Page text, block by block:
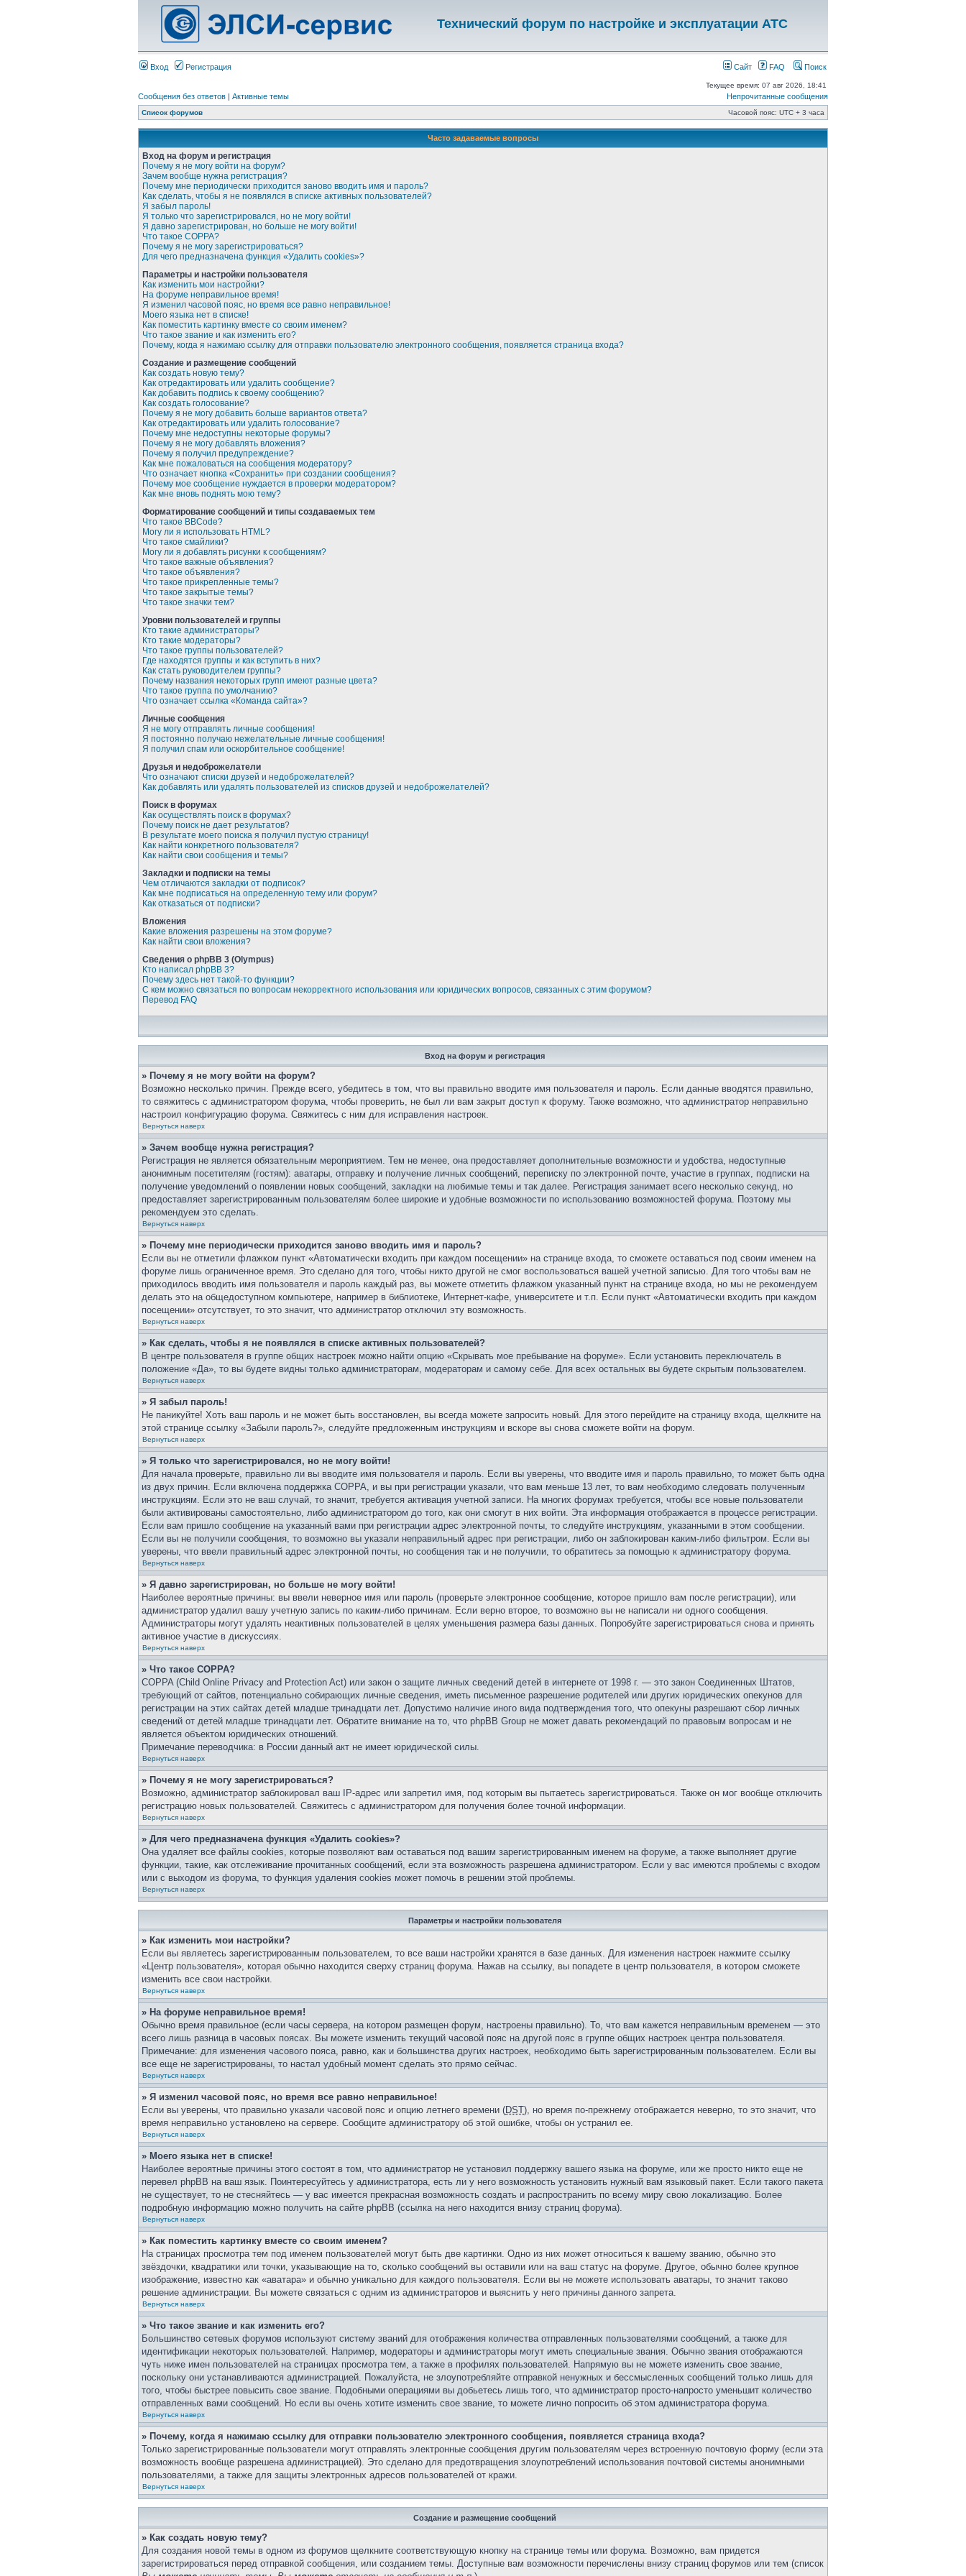
Технический форум по настройке и эксплуатации АТС
Вход Регистрация Сайт FAQ Поиск
Текущее время: 07 авг 2026, 18:41
Сообщения без ответов | Активные темы Непрочитанные сообщения
Список форумов Часовой пояс: UTC + 3 часа
Часто задаваемые вопросы
Вход на форум и регистрация
Почему я не могу войти на форум?
Зачем вообще нужна регистрация?
Почему мне периодически приходится заново вводить имя и пароль?
Как сделать, чтобы я не появлялся в списке активных пользователей?
Я забыл пароль!
Я только что зарегистрировался, но не могу войти!
Я давно зарегистрирован, но больше не могу войти!
Что такое COPPA?
Почему я не могу зарегистрироваться?
Для чего предназначена функция «Удалить cookies»?
Параметры и настройки пользователя
Как изменить мои настройки?
На форуме неправильное время!
Я изменил часовой пояс, но время все равно неправильное!
Моего языка нет в списке!
Как поместить картинку вместе со своим именем?
Что такое звание и как изменить его?
Почему, когда я нажимаю ссылку для отправки пользователю электронного сообщения, появляется страница входа?
Создание и размещение сообщений
Как создать новую тему?
Как отредактировать или удалить сообщение?
Как добавить подпись к своему сообщению?
Как создать голосование?
Почему я не могу добавить больше вариантов ответа?
Как отредактировать или удалить голосование?
Почему мне недоступны некоторые форумы?
Почему я не могу добавлять вложения?
Почему я получил предупреждение?
Как мне пожаловаться на сообщения модератору?
Что означает кнопка «Сохранить» при создании сообщения?
Почему мое сообщение нуждается в проверки модератором?
Как мне вновь поднять мою тему?
Форматирование сообщений и типы создаваемых тем
Что такое BBCode?
Могу ли я использовать HTML?
Что такое смайлики?
Могу ли я добавлять рисунки к сообщениям?
Что такое важные объявления?
Что такое объявления?
Что такое прикрепленные темы?
Что такое закрытые темы?
Что такое значки тем?
Уровни пользователей и группы
Кто такие администраторы?
Кто такие модераторы?
Что такое группы пользователей?
Где находятся группы и как вступить в них?
Как стать руководителем группы?
Почему названия некоторых групп имеют разные цвета?
Что такое группа по умолчанию?
Что означает ссылка «Команда сайта»?
Личные сообщения
Я не могу отправлять личные сообщения!
Я постоянно получаю нежелательные личные сообщения!
Я получил спам или оскорбительное сообщение!
Друзья и недоброжелатели
Что означают списки друзей и недоброжелателей?
Как добавлять или удалять пользователей из списков друзей и недоброжелателей?
Поиск в форумах
Как осуществлять поиск в форумах?
Почему поиск не дает результатов?
В результате моего поиска я получил пустую страницу!
Как найти конкретного пользователя?
Как найти свои сообщения и темы?
Закладки и подписки на темы
Чем отличаются закладки от подписок?
Как мне подписаться на определенную тему или форум?
Как отказаться от подписки?
Вложения
Какие вложения разрешены на этом форуме?
Как найти свои вложения?
Сведения о phpBB 3 (Olympus)
Кто написал phpBB 3?
Почему здесь нет такой-то функции?
С кем можно связаться по вопросам некорректного использования или юридических вопросов, связанных с этим форумом?
Перевод FAQ
Вход на форум и регистрация
» Почему я не могу войти на форум?
Возможно несколько причин. Прежде всего, убедитесь в том, что вы правильно вводите имя пользователя и пароль. Если данные вводятся правильно,
то свяжитесь с администратором форума, чтобы проверить, не был ли вам закрыт доступ к форуму. Также возможно, что администратор неправильно
настроил конфигурацию форума. Свяжитесь с ним для исправления настроек.
Вернуться наверх
» Зачем вообще нужна регистрация?
Регистрация не является обязательным мероприятием. Тем не менее, она предоставляет дополнительные возможности и удобства, недоступные
анонимным посетителям (гостям): аватары, отправку и получение личных сообщений, переписку по электронной почте, участие в группах, подписки на
получение уведомлений о появлении новых сообщений, закладки на любимые темы и так далее. Регистрация занимает всего несколько секунд, но
предоставляет зарегистрированным пользователям более широкие и удобные возможности по использованию возможностей форума. Поэтому мы
рекомендуем это сделать.
Вернуться наверх
» Почему мне периодически приходится заново вводить имя и пароль?
Если вы не отметили флажком пункт «Автоматически входить при каждом посещении» на странице входа, то сможете оставаться под своим именем на
форуме лишь ограниченное время. Это сделано для того, чтобы никто другой не смог воспользоваться вашей учетной записью. Для того чтобы вам не
приходилось вводить имя пользователя и пароль каждый раз, вы можете отметить флажком указанный пункт на странице входа, но мы не рекомендуем
делать это на общедоступном компьютере, например в библиотеке, Интернет-кафе, университете и т.п. Если пункт «Автоматически входить при каждом
посещении» отсутствует, то это значит, что администратор отключил эту возможность.
Вернуться наверх
» Как сделать, чтобы я не появлялся в списке активных пользователей?
В центре пользователя в группе общих настроек можно найти опцию «Скрывать мое пребывание на форуме». Если установить переключатель в
положение «Да», то вы будете видны только администраторам, модераторам и самому себе. Для всех остальных вы будете скрытым пользователем.
Вернуться наверх
» Я забыл пароль!
Не паникуйте! Хоть ваш пароль и не может быть восстановлен, вы всегда можете запросить новый. Для этого перейдите на страницу входа, щелкните на
этой странице ссылку «Забыли пароль?», следуйте предложенным инструкциям и вскоре вы снова сможете войти на форум.
Вернуться наверх
» Я только что зарегистрировался, но не могу войти!
Для начала проверьте, правильно ли вы вводите имя пользователя и пароль. Если вы уверены, что вводите имя и пароль правильно, то может быть одна
из двух причин. Если включена поддержка COPPA, и вы при регистрации указали, что вам меньше 13 лет, то вам необходимо следовать полученным
инструкциям. Если это не ваш случай, то значит, требуется активация учетной записи. На многих форумах требуется, чтобы все новые пользователи
были активированы самостоятельно, либо администратором до того, как они смогут в них войти. Эта информация отображается в процессе регистрации.
Если вам пришло сообщение на указанный вами при регистрации адрес электронной почты, то следуйте инструкциям, указанными в этом сообщении.
Если вы не получили сообщения, то возможно вы указали неправильный адрес при регистрации, либо он заблокирован каким-либо фильтром. Если вы
уверены, что ввели правильный адрес электронной почты, но сообщения так и не получили, то обратитесь за помощью к администратору форума.
Вернуться наверх
» Я давно зарегистрирован, но больше не могу войти!
Наиболее вероятные причины: вы ввели неверное имя или пароль (проверьте электронное сообщение, которое пришло вам после регистрации), или
администратор удалил вашу учетную запись по каким-либо причинам. Если верно второе, то возможно вы не написали ни одного сообщения.
Администраторы могут удалять неактивных пользователей в целях уменьшения размера базы данных. Попробуйте зарегистрироваться снова и принять
активное участие в дискуссиях.
Вернуться наверх
» Что такое COPPA?
COPPA (Child Online Privacy and Protection Act) или закон о защите личных сведений детей в интернете от 1998 г. — это закон Соединенных Штатов,
требующий от сайтов, потенциально собирающих личные сведения, иметь письменное разрешение родителей или других юридических опекунов для
регистрации на этих сайтах детей младше тринадцати лет. Допустимо наличие иного вида подтверждения того, что опекуны разрешают сбор личных
сведений от детей младше тринадцати лет. Обратите внимание на то, что phpBB Group не может давать рекомендаций по правовым вопросам и не
является объектом юридических отношений.
Примечание переводчика: в России данный акт не имеет юридической силы.
Вернуться наверх
» Почему я не могу зарегистрироваться?
Возможно, администратор заблокировал ваш IP-адрес или запретил имя, под которым вы пытаетесь зарегистрироваться. Также он мог вообще отключить
регистрацию новых пользователей. Свяжитесь с администратором для получения более точной информации.
Вернуться наверх
» Для чего предназначена функция «Удалить cookies»?
Она удаляет все файлы cookies, которые позволяют вам оставаться под вашим зарегистрированным именем на форуме, а также выполняет другие
функции, такие, как отслеживание прочитанных сообщений, если эта возможность разрешена администратором. Если у вас имеются проблемы с входом
или с выходом из форума, то функция удаления cookies может помочь в решении этой проблемы.
Вернуться наверх
Параметры и настройки пользователя
» Как изменить мои настройки?
Если вы являетесь зарегистрированным пользователем, то все ваши настройки хранятся в базе данных. Для изменения настроек нажмите ссылку
«Центр пользователя», которая обычно находится сверху страниц форума. Нажав на ссылку, вы попадете в центр пользователя, в котором сможете
изменить все свои настройки.
Вернуться наверх
» На форуме неправильное время!
Обычно время правильное (если часы сервера, на котором размещен форум, настроены правильно). То, что вам кажется неправильным временем — это
всего лишь разница в часовых поясах. Вы можете изменить текущий часовой пояс на другой пояс в группе общих настроек центра пользователя.
Примечание: для изменения часового пояса, равно, как и большинства других настроек, необходимо быть зарегистрированным пользователем. Если вы
все еще не зарегистрированы, то настал удобный момент сделать это прямо сейчас.
Вернуться наверх
» Я изменил часовой пояс, но время все равно неправильное!
Если вы уверены, что правильно указали часовой пояс и опцию летнего времени (DST), но время по-прежнему отображается неверно, то это значит, что
время неправильно установлено на сервере. Сообщите администратору об этой ошибке, чтобы он устранил ее.
Вернуться наверх
» Моего языка нет в списке!
Наиболее вероятные причины этого состоят в том, что администратор не установил поддержку вашего языка на форуме, или же просто никто еще не
перевел phpBB на ваш язык. Поинтересуйтесь у администратора, есть ли у него возможность установить нужный вам языковый пакет. Если такого пакета
не существует, то не стесняйтесь — у вас имеется прекрасная возможность создать и распространить по всему миру свою локализацию. Более
подробную информацию можно получить на сайте phpBB (ссылка на него находится внизу страниц форума).
Вернуться наверх
» Как поместить картинку вместе со своим именем?
На страницах просмотра тем под именем пользователей могут быть две картинки. Одно из них может относиться к вашему званию, обычно это
звёздочки, квадратики или точки, указывающие на то, сколько сообщений вы оставили или на ваш статус на форуме. Другое, обычно более крупное
изображение, известно как «аватара» и обычно уникально для каждого пользователя. Если вы не можете использовать аватары, то значит таково
решение администрации. Вы можете связаться с одним из администраторов и выяснить у него причины данного запрета.
Вернуться наверх
» Что такое звание и как изменить его?
Большинство сетевых форумов используют систему званий для отображения количества отправленных пользователями сообщений, а также для
идентификации некоторых пользователей. Например, модераторы и администраторы могут иметь специальные звания. Обычно звания отображаются
чуть ниже имен пользователей на страницах просмотра тем, а также в профилях пользователей. Напрямую вы не можете изменить свое звание,
поскольку они устанавливаются администрацией. Пожалуйста, не злоупотребляйте отправкой ненужных и бессмысленных сообщений только лишь для
того, чтобы быстрее повысить свое звание. Подобными операциями вы добьетесь лишь того, что администратор просто-напросто уменьшит количество
отправленных вами сообщений. Но если вы очень хотите изменить свое звание, то можете лично попросить об этом администратора форума.
Вернуться наверх
» Почему, когда я нажимаю ссылку для отправки пользователю электронного сообщения, появляется страница входа?
Только зарегистрированные пользователи могут отправлять электронные сообщения другим пользователям через встроенную почтовую форму (если эта
возможность вообще разрешена администрацией). Это сделано для предотвращения злоупотреблений использования почтовой системы анонимными
пользователями, а также для защиты электронных адресов пользователей от кражи.
Вернуться наверх
Создание и размещение сообщений
» Как создать новую тему?
Для создания новой темы в одном из форумов щелкните соответствующую кнопку на странице темы или форума. Возможно, вам придется
зарегистрироваться перед отправкой сообщения, или созданием темы. Доступные вам возможности перечислены внизу страниц форумов или тем (список